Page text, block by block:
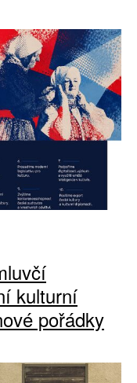
kulturní
pořádky